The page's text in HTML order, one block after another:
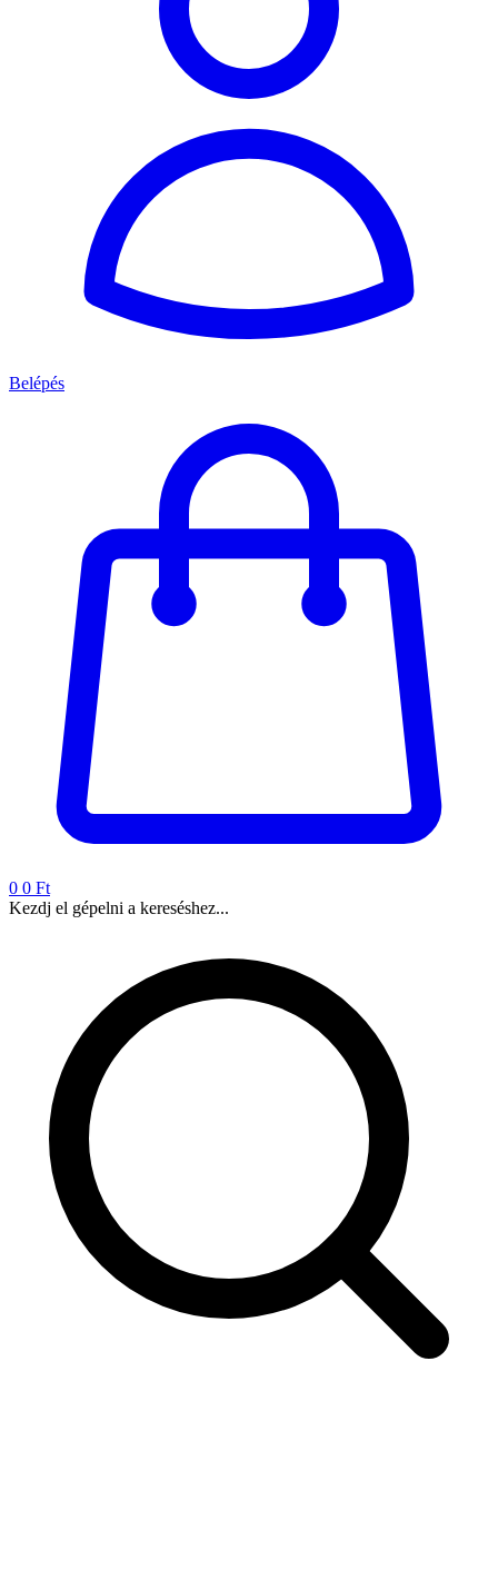
Belépés
0 0 Ft
Kezdj el gépelni a kereséshez...